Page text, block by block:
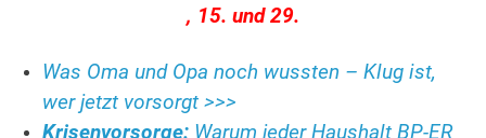
, 15. und 29.
Was Oma und Opa noch wussten – Klug ist,
wer jetzt vorsorgt >>>
Krisenvorsorge: Warum jeder Haushalt BP-ER